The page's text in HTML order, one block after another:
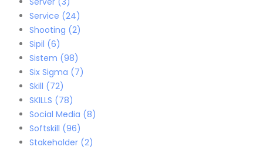
Service (24)
Shooting (2)
Sipil (6)
Sistem (98)
Six Sigma (7)
Skill (72)
SKILLS (78)
Social Media (8)
Softskill (96)
Stakeholder (2)